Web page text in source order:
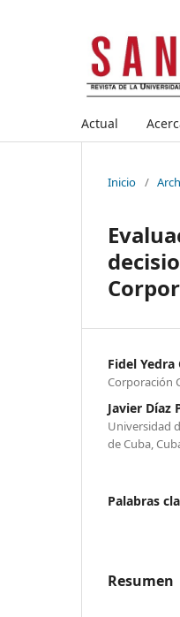
Actual
Inicio /
Fidel
Corporación
Javier Díaz
Universidad
de Cuba,
Palabras
Resumen